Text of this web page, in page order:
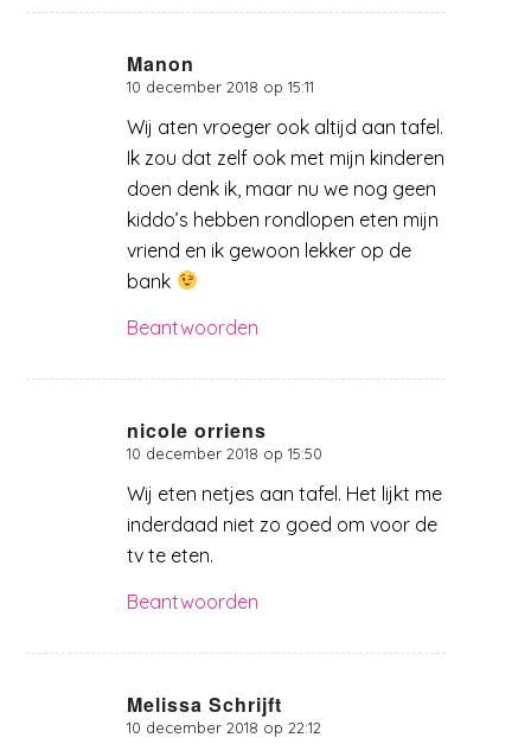
Manon
zegt:
10 december 2018 op 15:11
Wij aten vroeger ook altijd aan tafel.
Ik zou dat zelf ook met mijn kinderen
doen denk ik, maar nu we nog geen
kiddo’s hebben rondlopen eten mijn
vriend en ik gewoon lekker op de
bank
Beantwoorden
nicole orriens
zegt:
10 december 2018 op 15:50
Wij eten netjes aan tafel. Het lijkt me
inderdaad niet zo goed om voor de
tv te eten.
Beantwoorden
Melissa Schrijft
zegt:
10 december 2018 op 22:12